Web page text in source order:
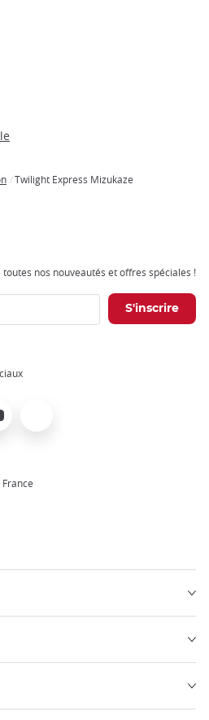
Twilight Express Mizukaze
nos nouveautés et offres spéciales !